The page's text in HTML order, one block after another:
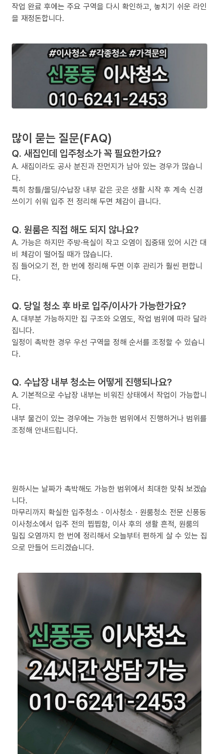
작업 완료 후에는 주요 구역을 다시 확인하고, 놓치기 쉬운 라인
을 재정돈합니다.
많이 묻는 질문(FAQ)
Q. 새집인데 입주청소가 꼭 필요한가요?
A. 새집이라도 공사 분진과 잔먼지가 남아 있는 경우가 많습니
다.
특히 창틀/몰딩/수납장 내부 같은 곳은 생활 시작 후 계속 신경
쓰이기 쉬워 입주 전 정리해 두면 체감이 큽니다.
Q. 원룸은 직접 해도 되지 않나요?
A. 가능은 하지만 주방·욕실이 작고 오염이 집중돼 있어 시간 대
비 체감이 떨어질 때가 많습니다.
짐 들어오기 전, 한 번에 정리해 두면 이후 관리가 훨씬 편합니
다.
Q. 당일 청소 후 바로 입주/이사가 가능한가요?
A. 대부분 가능하지만 집 구조와 오염도, 작업 범위에 따라 달라
집니다.
일정이 촉박한 경우 우선 구역을 정해 순서를 조정할 수 있습니
다.
Q. 수납장 내부 청소는 어떻게 진행되나요?
A. 기본적으로 수납장 내부는 비워진 상태에서 작업이 가능합니
다.
내부 물건이 있는 경우에는 가능한 범위에서 진행하거나 범위를
조정해 안내드립니다.
원하시는 날짜가 촉박해도 가능한 범위에서 최대한 맞춰 보겠습
니다.
마무리까지 확실한 입주청소 · 이사청소 · 원룸청소 전문 신풍동
이사청소에서 입주 전의 찝찝함, 이사 후의 생활 흔적, 원룸의
밀집 오염까지 한 번에 정리해서 오늘부터 편하게 살 수 있는 집
으로 만들어 드리겠습니다.